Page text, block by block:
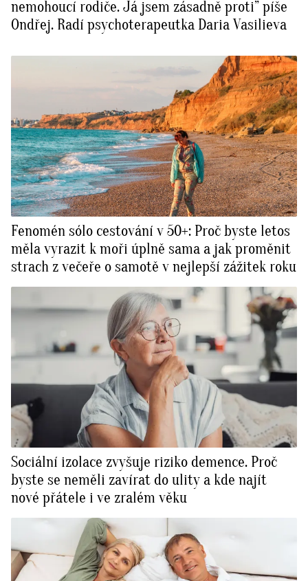
nemohoucí rodiče. Já jsem zásadně proti” píše
Ondřej. Radí psychoterapeutka Daria Vasilieva
Fenomén sólo cestování v 50+: Proč byste letos
měla vyrazit k moři úplně sama a jak proměnit
strach z večeře o samotě v nejlepší zážitek roku
Sociální izolace zvyšuje riziko demence. Proč
byste se neměli zavírat do ulity a kde najít
nové přátele i ve zralém věku